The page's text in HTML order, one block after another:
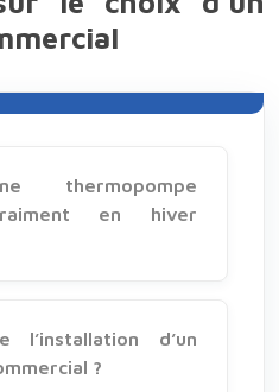
thermopompe
en hiver
l’installation d’un
?